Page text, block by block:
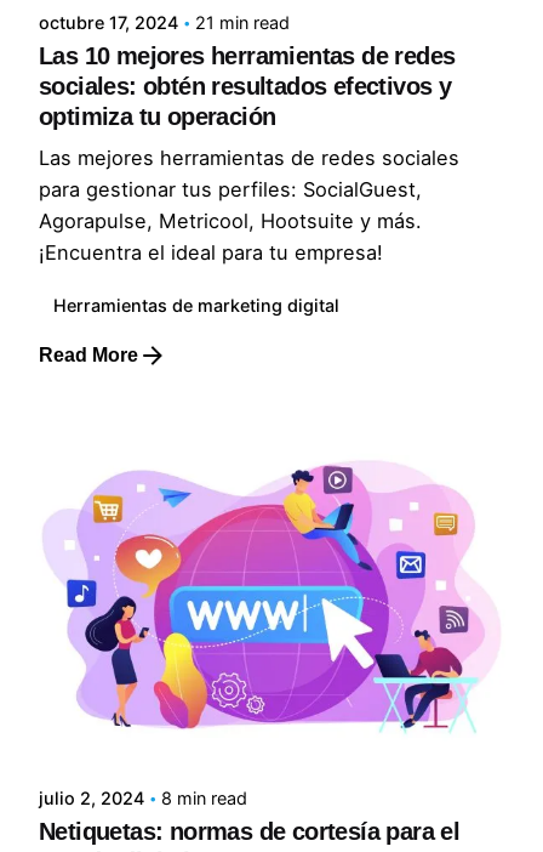
octubre 17, 2024 21 min read
Las 10 mejores herramientas de redes
sociales: obtén resultados efectivos y
optimiza tu operación
Las mejores herramientas de redes sociales
para gestionar tus perfiles: SocialGuest,
Agorapulse, Metricool, Hootsuite y más.
¡Encuentra el ideal para tu empresa!
Herramientas de marketing digital
Read More
Posted by
Lluvia Digital
julio 2, 2024 8 min read
Netiquetas: normas de cortesía para el